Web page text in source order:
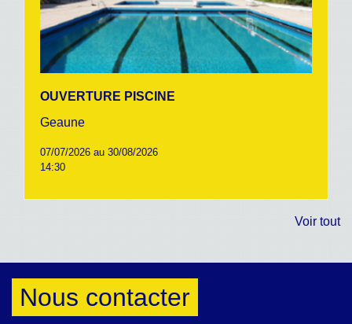
OUVERTURE PISCINE
Geaune
07/07/2026 au 30/08/2026
14:30
Voir tout
Nous contacter